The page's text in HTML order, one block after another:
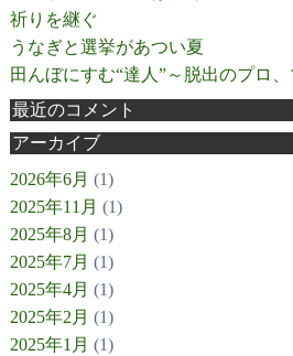
祈りを継ぐ
うなぎと選挙があつい夏
田んぼにすむ“達人”～脱出のプロ
最近のコメント
アーカイブ
2026年6月 (1)
2025年11月 (1)
2025年8月 (1)
2025年7月 (1)
2025年4月 (1)
2025年2月 (1)
2025年1月 (1)